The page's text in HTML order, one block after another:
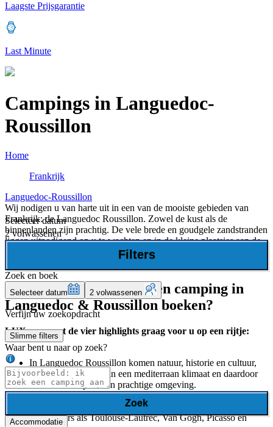
Laagste Prijsgarantie
Last Minute
Campings in Languedoc-
Roussillon
Home
Frankrijk
Languedoc-Roussillon
Wij nodigen u van harte uit in een van de mooiste gebieden van
Frankrijk: de Languedoc Roussillon. Zowel de kust als de
binnenlanden zijn prachtig. De vele brede en goudgele zandstranden
liggen uitnodigend op u te wachten en in de kleine plaatsjes aan de
kust is er altijd wel ergens een feestje te vinden. Een ware
familievakantie dus voor jong en oud.
Waarom een plekje op een camping in
Languedoc & Roussillon boeken?
LUX-camp zet de vier highlights graag voor u op een rijtje:
In Languedoc Roussillon komen natuur, historie en cultuur,
strand en zee samen in een mediterraan klimaat en daardoor
een in al die opzichten prachtige omgeving.
Afwisselend Languedoc Roussillon is bij uitstek een gebied
waar mensen zich fijn voelen. Dat gold ook voor bijzondere
kunstenaars als Toulouse-Lautrec, Van Gogh, Picasso en
Selecteer datum
2 volwassenen
Filters
Zoek en boek
Selecteer datum 2 volwassenen
Verfijn uw zoekopdracht
Slimme filters
Waar bent u naar op zoek?
Zoek
Accommodatie